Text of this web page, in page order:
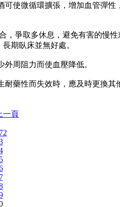
微循環擴張，增加血管彈性
取多休息，避免有害的慢性
期臥床並無好處。
周阻力而使血壓降低。
性而失效時，應及時更換其
一頁